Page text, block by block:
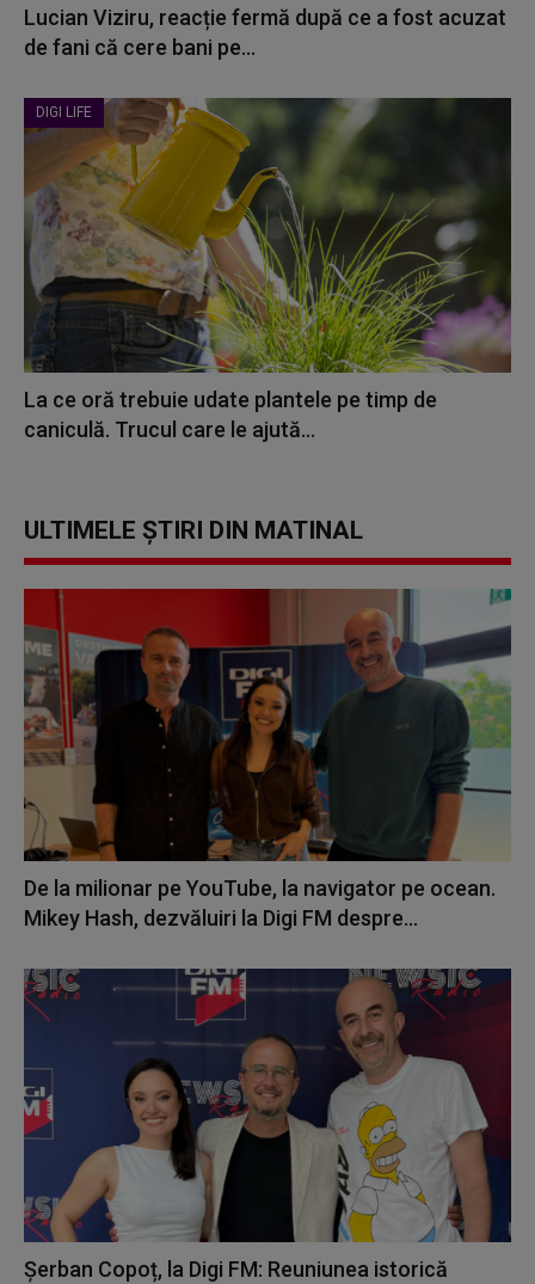
Lucian Viziru, reacție fermă după ce a fost acuzat
de fani că cere bani pe...
DIGI LIFE
La ce oră trebuie udate plantele pe timp de
caniculă. Trucul care le ajută...
ULTIMELE ȘTIRI DIN MATINAL
De la milionar pe YouTube, la navigator pe ocean.
Mikey Hash, dezvăluiri la Digi FM despre...
Șerban Copoț, la Digi FM: Reuniunea istorică